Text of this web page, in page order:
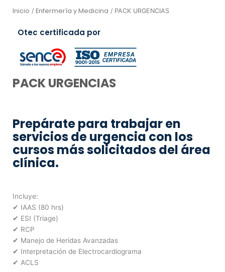
Inicio / Enfermería y Medicina / PACK URGENCIAS
Otec certificada por
PACK URGENCIAS
Prepárate para trabajar en
servicios de urgencia con los
cursos más solicitados del área
clínica.
Incluye:
✔ IAAS (80 hrs)
✔ ESI (Triage)
✔ RCP
✔ Manejo de Heridas Avanzadas
✔ Interpretación de Electrocardiograma
✔ ACLS